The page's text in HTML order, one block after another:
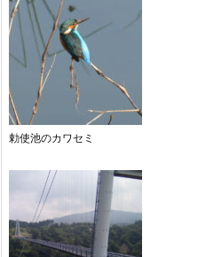
勅使池のカワセミ